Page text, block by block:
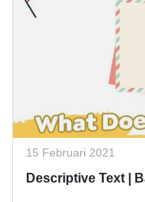
15 Februari 2021
Descriptive Text |